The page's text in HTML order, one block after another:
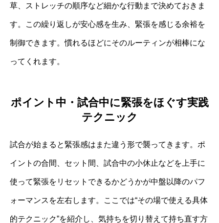
草、ストレッチの順序など細かな行動まで決めておきま
す。この繰り返しが安心感を生み、緊張を感じる余裕を
制御できます。慣れるほどにそのルーティンが相棒にな
ってくれます。
ポイント中・試合中に緊張をほぐす実践
テクニック
試合が始まると緊張感はまた違う形で襲ってきます。ポ
イントの合間、セット間、試合中の小休止などを上手に
使って緊張をリセットできるかどうかが中盤以降のパフ
ォーマンスを左右します。ここでは“その場で使える具体
的テクニック”を紹介し、気持ちを切り替えて持ち直す方